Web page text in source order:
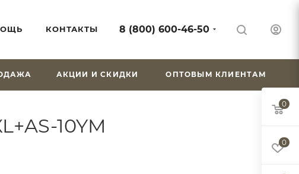
КОНТАКТЫ 8 (800) 600-46-50
АКЦИИ И СКИДКИ ОПТОВЫМ КЛИЕНТАМ
10YM
0
0